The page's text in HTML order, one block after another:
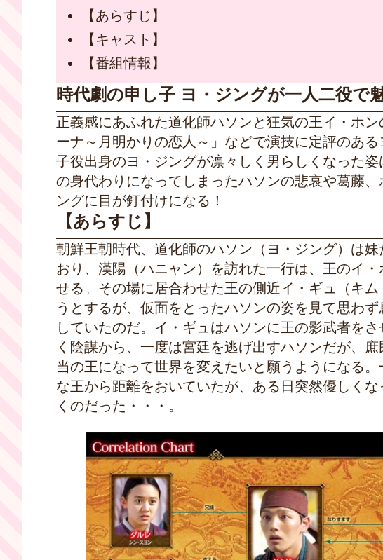
【あらすじ】
【キャスト】
【番組情報】
時代劇の申し子 ヨ・ジングが一人二役で
正義感にあふれた道化師ハソンと狂気の王イ・ホ
ーナ～月明かりの恋人～」などで演技に定評のある
子役出身のヨ・ジングが凛々しく男らしくなった
の身代わりになってしまったハソンの悲哀や葛藤
ングに目が釘付けになる！
【あらすじ】
朝鮮王朝時代、道化師のハソン（ヨ・ジング）は
おり、漢陽（ハニャン）を訪れた一行は、王のイ
せる。その場に居合わせた王の側近イ・ギュ（キ
うとするが、仮面をとったハソンの姿を見て思わ
していたのだ。イ・ギュはハソンに王の影武者を
く陰謀から、一度は宮廷を逃げ出すハソンだが、
当の王になって世界を変えたいと願うようになる
な王から距離をおいていたが、ある日突然優しく
くのだった・・・。